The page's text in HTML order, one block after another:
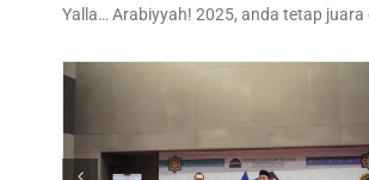
Yalla… Arabiyyah! 2025, anda tetap juara